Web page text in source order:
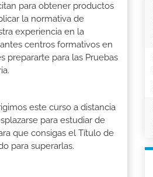
para obtener productos
la normativa de
experiencia en la
centros formativos en
prepararte para las Pruebas
este curso a distancia
para estudiar de
que consigas el Título de
para superarlas.